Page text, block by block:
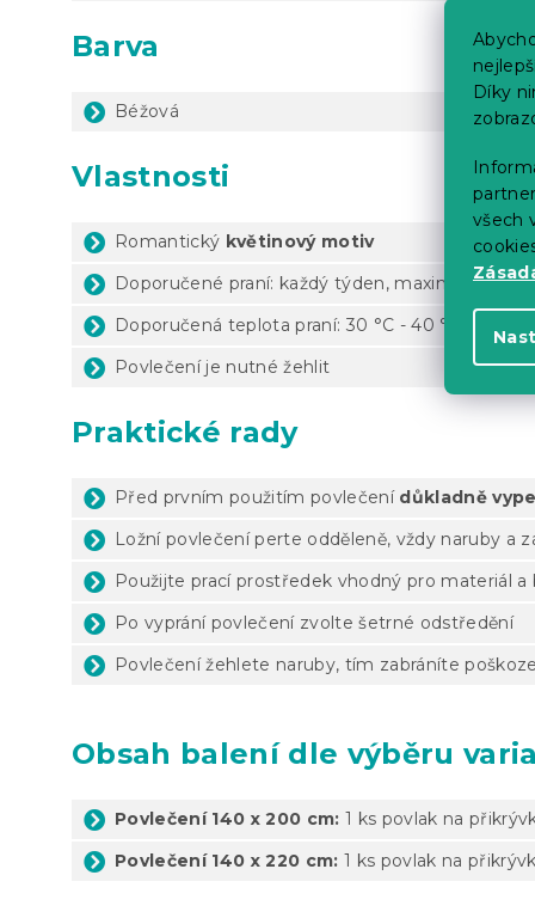
Díky
všech
Barva
Béžová
Vlastnosti
Romantický květinový motiv
Doporučené praní: každý týden, maximálně 1x
Doporučená teplota praní: 30 °C - 40 °C (dle
Povlečení je nutné žehlit
Praktické rady
Před prvním použitím povlečení důkladně
Ložní povlečení perte odděleně, vždy naruby a
Použijte prací prostředek vhodný pro materiál
Po vyprání povlečení zvolte šetrné odstředění
Povlečení žehlete naruby, tím zabráníte
Obsah balení dle výběru
Povlečení 140 x 200 cm: 1 ks povlak na
Povlečení 140 x 220 cm: 1 ks povlak na